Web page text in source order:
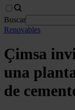
Buscar
Renovables
Çimsa
una
de